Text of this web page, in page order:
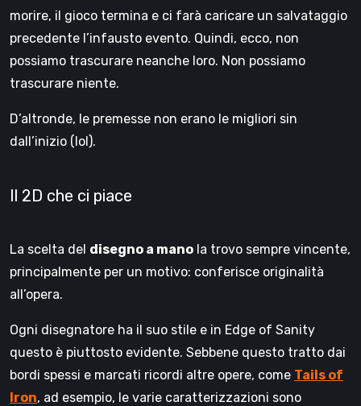
morire, il gioco termina e ci farà caricare un salvataggio
precedente l’infausto evento. Quindi, ecco, non
possiamo trascurare neanche loro. Non possiamo
trascurare niente.
D’altronde, le premesse non erano le migliori sin
dall’inizio (lol).
Il 2D che ci piace
La scelta del disegno a mano la trovo sempre vincente,
principalmente per un motivo: conferisce originalità
all’opera.
Ogni disegnatore ha il suo stile e in Edge of Sanity
questo è piuttosto evidente. Sebbene questo tratto dai
bordi spessi e marcati ricordi altre opere, come Tails of
Iron, ad esempio, le varie caratterizzazioni sono